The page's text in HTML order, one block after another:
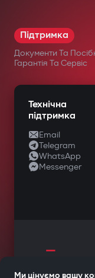
Підтримка
Документи Та
Гарантія Та Сервіс
Технічна
підтримка
Email
Telegram
WhatsApp
Messenger
—
Ми цінуємо вашу